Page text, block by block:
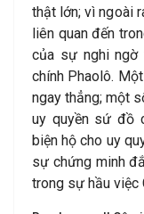
thật lớn; vì ngoài
liên quan đến
của sự nghi ngờ
chính Phaolô.
ngay thẳng; một
uy quyền sứ đồ
biện hộ cho uy
sự chứng minh
trong sự hầu việc